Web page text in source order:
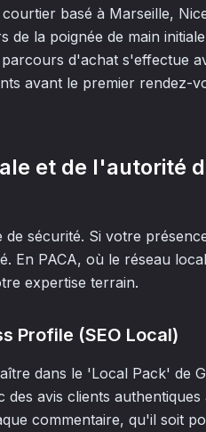
basé à Marseille,
la poignée de main
d'achat s'effectue
avant le premier rendez-
et de l'autorité
sécurité. Si votre
En PACA, où le réseau
expertise terrain.
Profile (SEO Local)
dans le 'Local Pack' de
avis clients authentiques
commentaire, qu'il soit